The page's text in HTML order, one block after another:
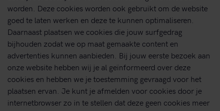
worden. Deze cookies worden ook gebruikt om de website
goed te laten werken en deze te kunnen optimaliseren.
Daarnaast plaatsen we cookies die jouw surfgedrag
bijhouden zodat we op maat gemaakte content en
advertenties kunnen aanbieden. Bij jouw eerste bezoek aan
onze website hebben wij je al geïnformeerd over deze
cookies en hebben we je toestemming gevraagd voor het
plaatsen ervan. Je kunt je afmelden voor cookies door je
internetbrowser zo in te stellen dat deze geen cookies meer